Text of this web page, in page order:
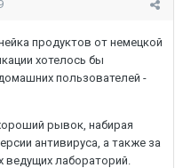
продуктов от немецкой
хотелось бы
пользователей -
рывок, набирая
антивируса, а также за
ведущих лабораторий.